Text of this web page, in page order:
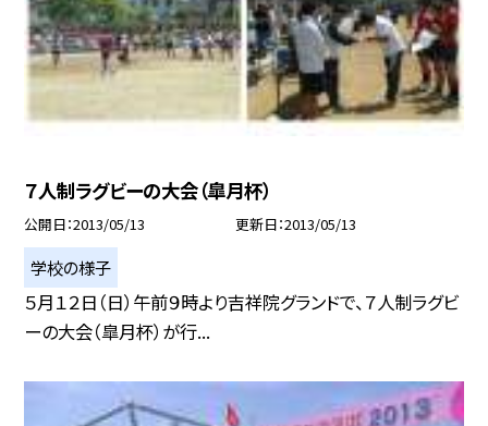
７人制ラグビーの大会（皐月杯）
公開日 2013/05/13 更新日 2013/05/13
学校の様子
５月１２日（日）午前９時より吉祥院グランドで、７人制ラグビ
ーの大会（皐月杯）が行...